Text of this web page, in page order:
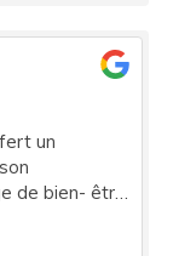
un
de bien- être
j'ai